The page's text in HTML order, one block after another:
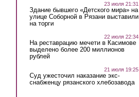
23 июля 21:31
Здание бывшего «Детского мира» на
улице Соборной в Рязани выставили
на торги
22 июля 22:34
На реставрацию мечети в Касимове
выделено более 200 миллионов
рублей
21 июля 19:25
Суд ужесточил наказание экс-
снабженцу рязанского хлебозавода